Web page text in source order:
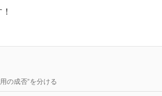
の成否”を分ける